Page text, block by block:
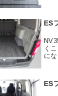
ES
く
に
ES